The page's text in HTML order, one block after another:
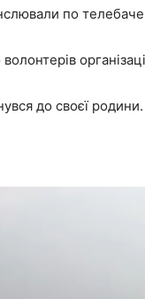
по
волонтерів
до своєї родини.